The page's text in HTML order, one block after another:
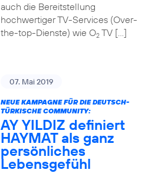
auch die Bereitstellung
hochwertiger TV-Services (Over-
the-top-Dienste) wie O2TV […]
07. Mai 2019
NEUE KAMPAGNE FÜR DIE DEUTSCH-
TÜRKISCHE COMMUNITY:
AY YILDIZ definiert
HAYMAT als ganz
persönliches
Lebensgefühl